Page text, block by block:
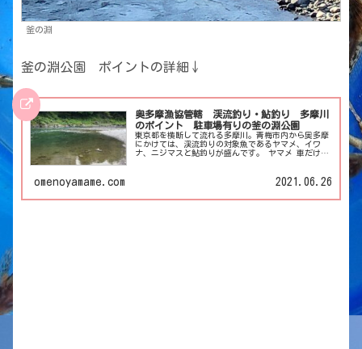
釜の淵
釜の淵公園 ポイントの詳細↓
奥多摩漁協管轄 渓流釣り・鮎釣り 多摩川
のポイント 駐車場有りの釜の淵公園
東京都を横断して流れる多摩川。青梅市内から奥多摩
にかけては、渓流釣りの対象魚であるヤマメ、イワ
ナ、ニジマスと鮎釣りが盛んです。 ヤマメ 車だけで
トのひとつ、釜の淵公園の釣りポイントを写真付きで
紹介！ 駐車場 ・トイレ有り 電車利用だ…
omenoyamame.com 2021.06.26